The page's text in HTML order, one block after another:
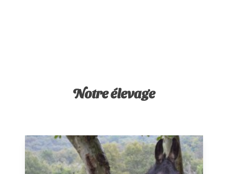
Notre élevage